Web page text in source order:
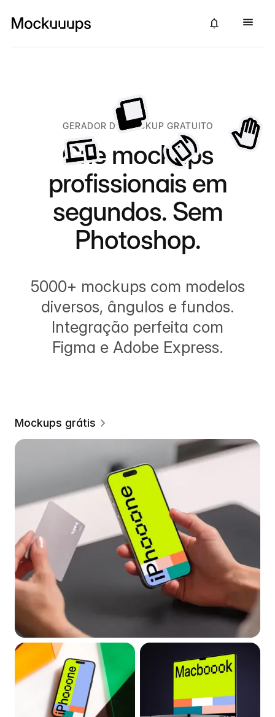
GERADOR DE MOCKUP GRATUITO
Crie mockups
profissionais em
segundos. Sem
Photoshop.
5000+ mockups com modelos
diversos, ângulos e fundos.
Integração perfeita com
Figma e Adobe Express.
Mockups grátis